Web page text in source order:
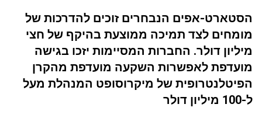
הסטארט-אפים הנבחרים זוכים להדרכות של
מומחים לצד תמיכה ממוצעת בהיקף של חצי
מיליון דולר. החברות המסיימות יזכו בגישה
מועדפת לאפשרות השקעה מועדפת מהקרן
הפיטלנטרופית של מיקרוסופט המנהלת מעל
ל-100 מיליון דולר